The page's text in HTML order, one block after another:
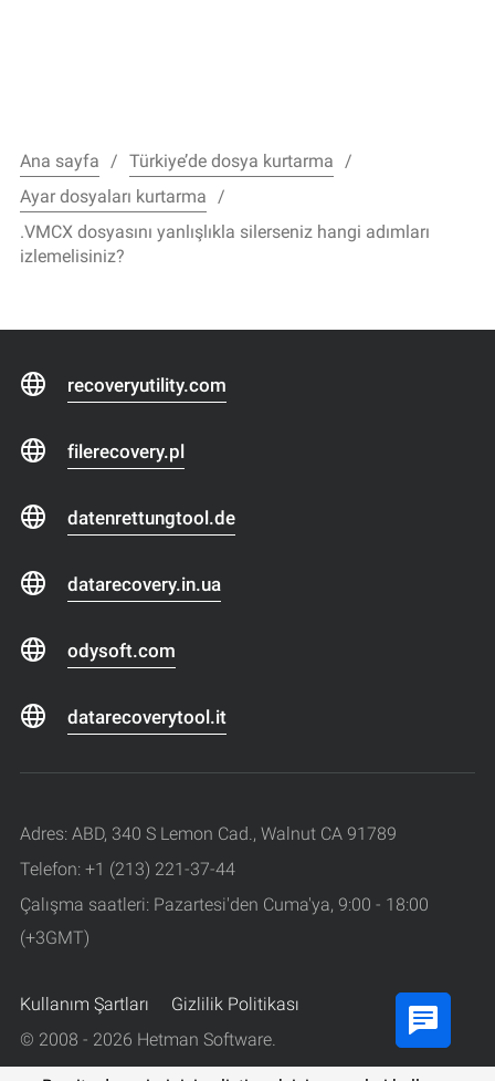
Ana sayfa
Türkiye’de dosya kurtarma
Ayar dosyaları kurtarma
.VMCX dosyasını yanlışlıkla silerseniz hangi adımları
izlemelisiniz?
recoveryutility.com
filerecovery.pl
datenrettungtool.de
datarecovery.in.ua
odysoft.com
datarecoverytool.it
Adres: ABD, 340 S Lemon Cad., Walnut CA 91789
Telefon: +1 (213) 221-37-44
Çalışma saatleri: Pazartesi'den Cuma'ya, 9:00 - 18:00
(+3GMT)
Kullanım Şartları
Gizlilik Politikası
© 2008 - 2026 Hetman Software.
Tüm haklarıı saklıdır.